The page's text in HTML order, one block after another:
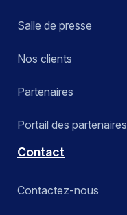
Salle de presse
Nos clients
Partenaires
Portail des partenaires
Contact
Contactez-nous